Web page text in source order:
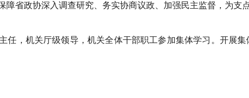
障省政协深入调查研究、务实协商议政、加强民主监督，为支
，机关厅级领导，机关全体干部职工参加集体学习。开展集